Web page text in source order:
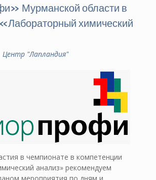
Мурманской области в
химический
Центр "Лапландия"
в чемпионате в компетенции
анализ» рекомендуем